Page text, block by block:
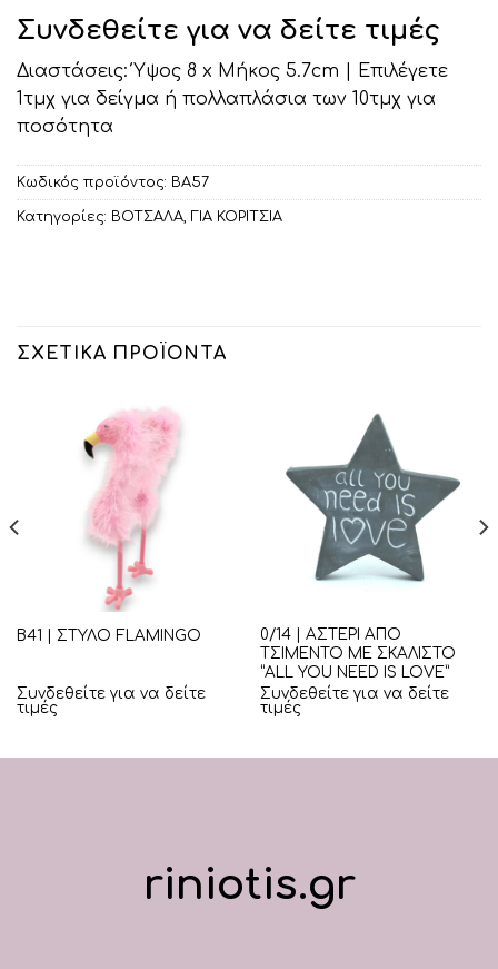
Συνδεθείτε για να δείτε τιμές
Διαστάσεις: Ύψος 8 x Μήκος 5.7cm | Επιλέγετε
1τμχ για δείγμα ή πολλαπλάσια των 10τμχ για
ποσότητα
Κωδικός προϊόντος: ΒΑ57
Κατηγορίες: ΒΟΤΣΑΛΑ, ΓΙΑ ΚΟΡΙΤΣΙΑ
ΣΧΕΤΙΚΆ ΠΡΟΪΌΝΤΑ
Β41 | ΣΤΥΛΟ FLAMINGO
Συνδεθείτε για να δείτε
τιμές
0/14 | ΑΣΤΕΡΙ ΑΠΟ
ΤΣΙΜΕΝΤΟ ΜΕ ΣΚΑΛΙΣΤΟ
“ALL YOU NEED IS LOVE”
Συνδεθείτε για να δείτε
τιμές
riniotis.gr